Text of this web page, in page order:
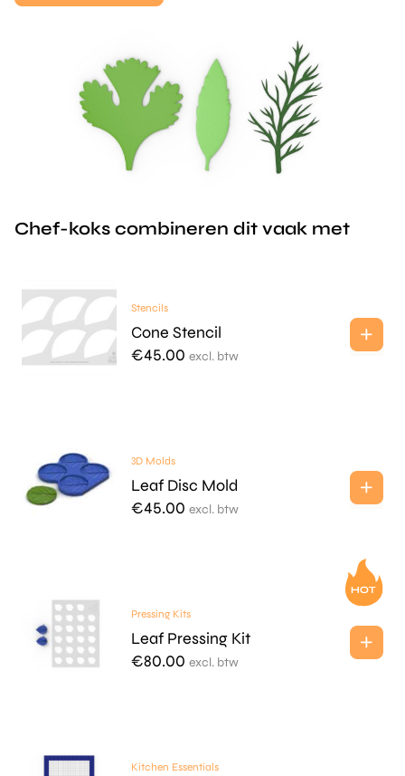
Chef-koks combineren dit vaak met
Stencils
Cone Stencil
€45.00 excl. btw
3D Molds
Leaf Disc Mold
€45.00 excl. btw
Pressing Kits
Leaf Pressing Kit
€80.00 excl. btw
Kitchen Essentials